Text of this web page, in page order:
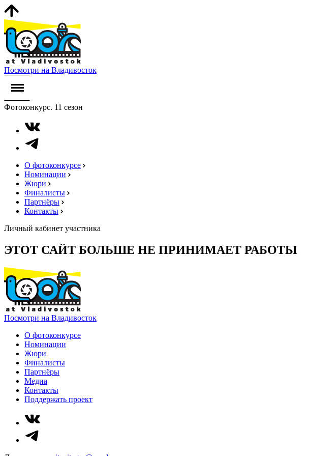
Посмотри на Владивосток
Фотоконкурс. 11 сезон
О фотоконкурсе
Номинации
Жюри
Финалисты
Партнёры
Контакты
Личный кабинет участника
ЭТОТ САЙТ БОЛЬШЕ НЕ ПРИНИМАЕТ РАБОТЫ
Посмотри на Владивосток
О фотоконкурсе
Номинации
Жюри
Финалисты
Партнёры
Медиа
Контакты
Поддержать проект